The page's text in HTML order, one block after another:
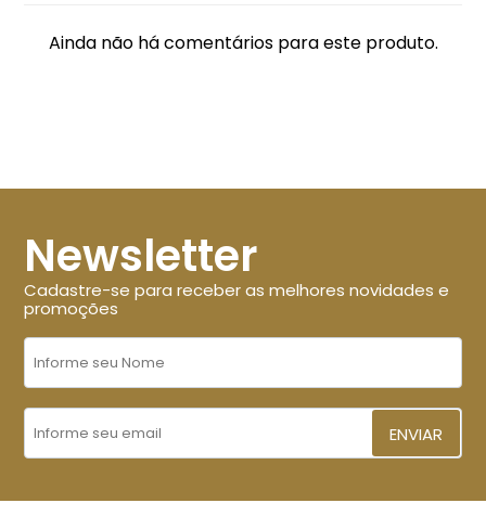
Ainda não há comentários para este produto.
Newsletter
Cadastre-se para receber as melhores novidades e
promoções
ENVIAR